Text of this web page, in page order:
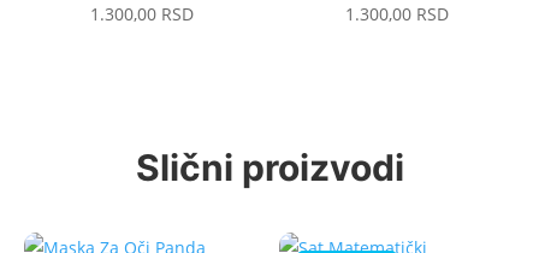
1.300,00 RSD 1.300,00 RSD
Slični proizvodi